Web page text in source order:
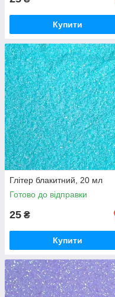
Купити
Глітер блакитний, 20 мл
Готово до відправки
25 ₴
Купити